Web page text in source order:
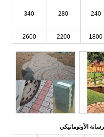
240
280
340
1800
2200
2600
الأوتوماتيكي